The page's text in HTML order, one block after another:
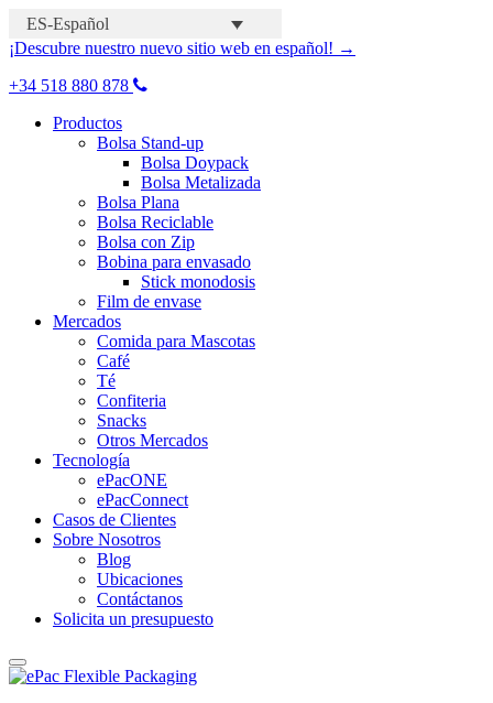
ES-Español
¡Descubre nuestro nuevo sitio web en español! →
+34 518 880 878
Productos
Bolsa Stand-up
Bolsa Doypack
Bolsa Metalizada
Bolsa Plana
Bolsa Reciclable
Bolsa con Zip
Bobina para envasado
Stick monodosis
Film de envase
Mercados
Comida para Mascotas
Café
Té
Confiteria
Snacks
Otros Mercados
Tecnología
ePacONE
ePacConnect
Casos de Clientes
Sobre Nosotros
Blog
Ubicaciones
Contáctanos
Solicita un presupuesto